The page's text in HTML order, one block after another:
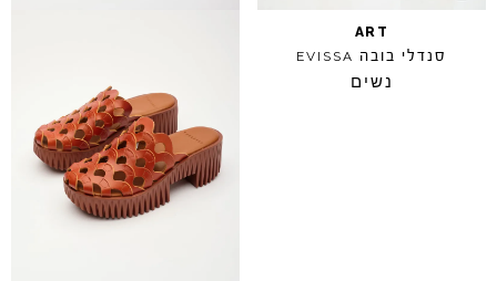
ART
סנדלי בובה EVISSA
נשים